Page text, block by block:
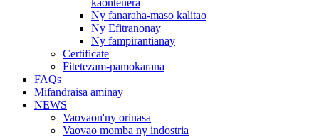
Ny fanaraha-maso kalitao
Ny Efitranonay
Ny fampirantianay
Certificate
Fitetezam-pamokarana
FAQs
Mifandraisa aminay
NEWS
Vaovaon'ny orinasa
Vaovao momba ny indostria